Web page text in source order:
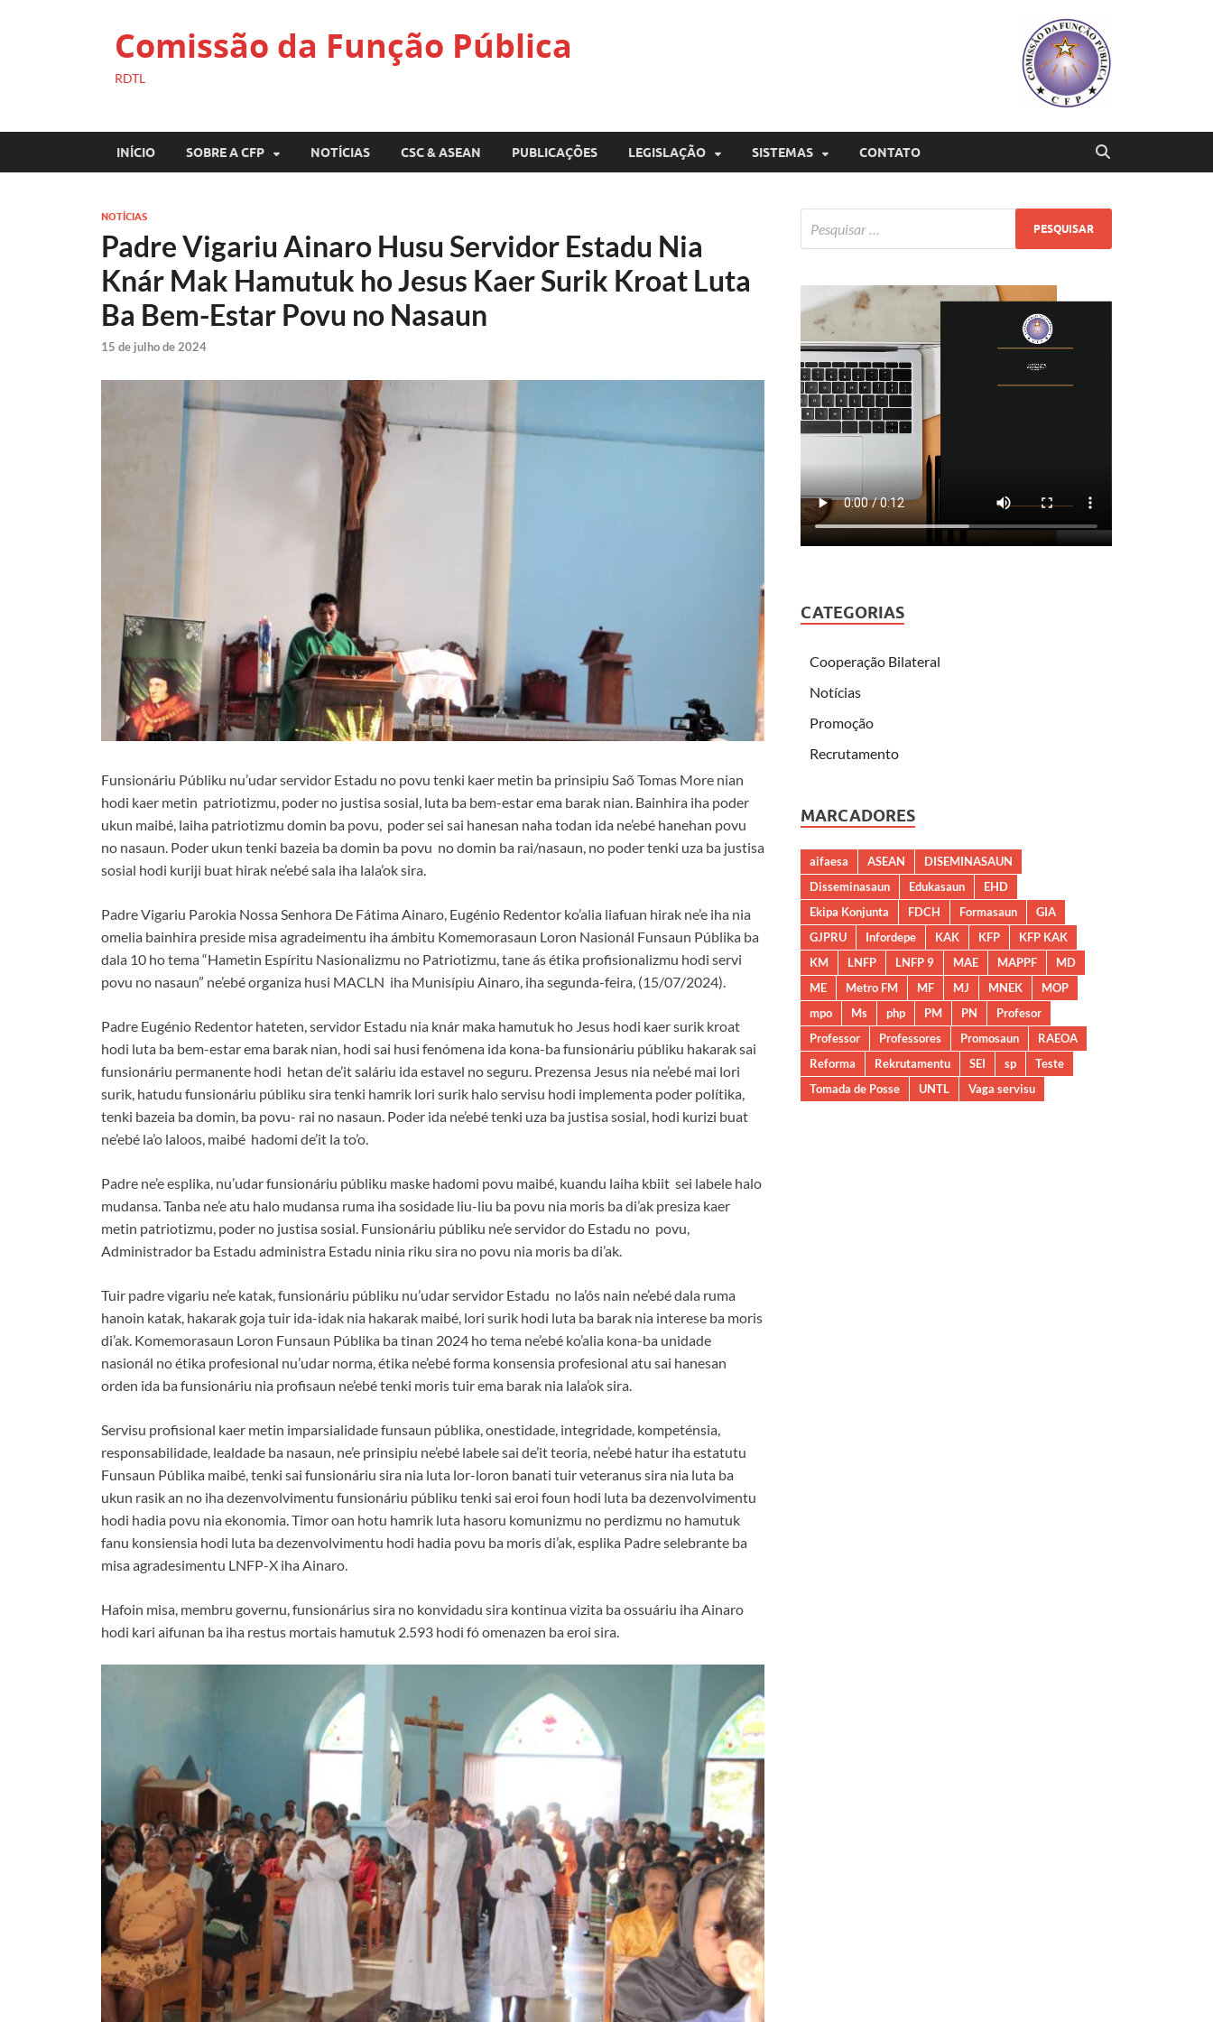
Comissão da Função Pública
RDTL
INÍCIO SOBRE A CFP NOTÍCIAS CSC & ASEAN PUBLICAÇÕES LEGISLAÇÃO SISTEMAS CONTATO
NOTÍCIAS
Padre Vigariu Ainaro Husu Servidor Estadu Nia
Knár Mak Hamutuk ho Jesus Kaer Surik Kroat Luta
Ba Bem-Estar Povu no Nasaun
15 de julho de 2024
Funsionáriu Públiku nu’udar servidor Estadu no povu tenki kaer metin ba prinsipiu Saõ Tomas More nian
hodi kaer metin patriotizmu, poder no justisa sosial, luta ba bem-estar ema barak nian. Bainhira iha poder
ukun maibé, laiha patriotizmu domin ba povu, poder sei sai hanesan naha todan ida ne’ebé hanehan povu
no nasaun. Poder ukun tenki bazeia ba domin ba povu no domin ba rai/nasaun, no poder tenki uza ba justisa
sosial hodi kuriji buat hirak ne’ebé sala iha lala’ok sira.
Padre Vigariu Parokia Nossa Senhora De Fátima Ainaro, Eugénio Redentor ko’alia liafuan hirak ne’e iha nia
omelia bainhira preside misa agradeimentu iha ámbitu Komemorasaun Loron Nasionál Funsaun Públika ba
dala 10 ho tema “Hametin Espíritu Nasionalizmu no Patriotizmu, tane ás étika profisionalizmu hodi servi
povu no nasaun” ne’ebé organiza husi MACLN iha Munisípiu Ainaro, iha segunda-feira, (15/07/2024).
Padre Eugénio Redentor hateten, servidor Estadu nia knár maka hamutuk ho Jesus hodi kaer surik kroat
hodi luta ba bem-estar ema barak nian, hodi sai husi fenómena ida kona-ba funsionáriu públiku hakarak sai
funsionáriu permanente hodi hetan de’it saláriu ida estavel no seguru. Prezensa Jesus nia ne’ebé mai lori
surik, hatudu funsionáriu públiku sira tenki hamrik lori surik halo servisu hodi implementa poder polítika,
tenki bazeia ba domin, ba povu- rai no nasaun. Poder ida ne’ebé tenki uza ba justisa sosial, hodi kurizi buat
ne’ebé la’o laloos, maibé hadomi de’it la to’o.
Padre ne’e esplika, nu’udar funsionáriu públiku maske hadomi povu maibé, kuandu laiha kbiit sei labele halo
mudansa. Tanba ne’e atu halo mudansa ruma iha sosidade liu-liu ba povu nia moris ba di’ak presiza kaer
metin patriotizmu, poder no justisa sosial. Funsionáriu públiku ne’e servidor do Estadu no povu,
Administrador ba Estadu administra Estadu ninia riku sira no povu nia moris ba di’ak.
Tuir padre vigariu ne’e katak, funsionáriu públiku nu’udar servidor Estadu no la’ós nain ne’ebé dala ruma
hanoin katak, hakarak goja tuir ida-idak nia hakarak maibé, lori surik hodi luta ba barak nia interese ba moris
di’ak. Komemorasaun Loron Funsaun Públika ba tinan 2024 ho tema ne’ebé ko’alia kona-ba unidade
nasionál no étika profesional nu’udar norma, étika ne’ebé forma konsensia profesional atu sai hanesan
orden ida ba funsionáriu nia profisaun ne’ebé tenki moris tuir ema barak nia lala’ok sira.
Servisu profisional kaer metin imparsialidade funsaun públika, onestidade, integridade, kompeténsia,
responsabilidade, lealdade ba nasaun, ne’e prinsipiu ne’ebé labele sai de’it teoria, ne’ebé hatur iha estatutu
Funsaun Públika maibé, tenki sai funsionáriu sira nia luta lor-loron banati tuir veteranus sira nia luta ba
ukun rasik an no iha dezenvolvimentu funsionáriu públiku tenki sai eroi foun hodi luta ba dezenvolvimentu
hodi hadia povu nia ekonomia. Timor oan hotu hamrik luta hasoru komunizmu no perdizmu no hamutuk
fanu konsiensia hodi luta ba dezenvolvimentu hodi hadia povu ba moris di’ak, esplika Padre selebrante ba
misa agradesimentu LNFP-X iha Ainaro.
Hafoin misa, membru governu, funsionárius sira no konvidadu sira kontinua vizita ba ossuáriu iha Ainaro
hodi kari aifunan ba iha restus mortais hamutuk 2.593 hodi fó omenazen ba eroi sira.
CATEGORIAS
Cooperação Bilateral
Notícias
Promoção
Recrutamento
MARCADORES
aifaesa ASEAN
DISEMINASAUN
Disseminasaun
Edukasaun
EHD
Ekipa Konjunta
FDCH Formasaun
GIA
GJPRU
Infordepe KAK KFP
KFP KAK
KM
LNFP LNFP 9 MAE MAPPF
MD
ME
Metro FM MF MJ MNEK
MOP
mpo
Ms php PM PN
Profesor
Professor
Professores Promosaun
RAEOA
Reforma
Rekrutamentu SEI sp
Teste
Tomada de Posse
UNTL Vaga servisu